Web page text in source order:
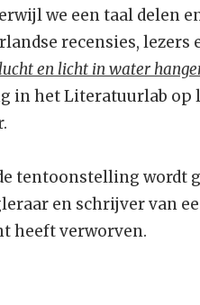
we een taal delen
recensies,
en licht in water
in het Literatuurlab op
tentoonstelling wordt
en schrijver van
heeft verworven.